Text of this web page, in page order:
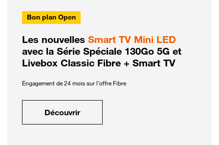
Bon plan Open
Les nouvelles Smart TV Mini LED
avec la Série Spéciale 130Go 5G et
Livebox Classic Fibre + Smart TV
Engagement de 24 mois sur l'offre Fibre
Découvrir